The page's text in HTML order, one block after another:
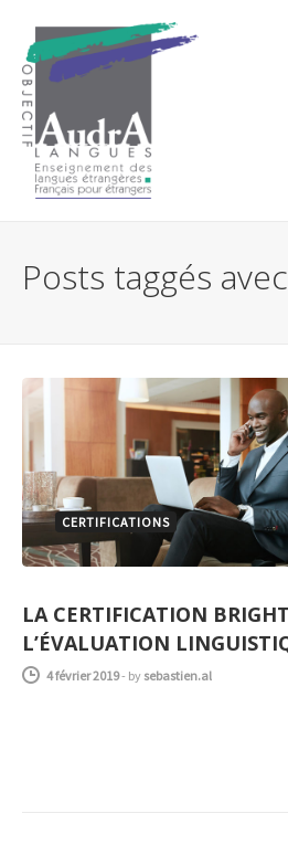
Posts taggés avec
CERTIFICATIONS
LA CERTIFICATION
L’ÉVALUATION
4 février 2019- by sebastien.al